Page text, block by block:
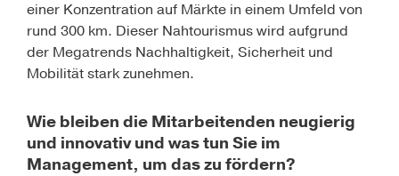
einer Konzentration auf Märkte in einem Umfeld von
rund 300 km. Dieser Nahtourismus wird aufgrund
der Megatrends Nachhaltigkeit, Sicherheit und
Mobilität stark zunehmen.
Wie bleiben die Mitarbeitenden neugierig
und innovativ und was tun Sie im
Management, um das zu fördern?